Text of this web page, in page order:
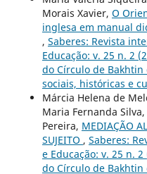
Morais Xavier, O
inglesa em manual
, Saberes: Revista
Educação: v. 25 n. 2
do Círculo de
sociais, históricas e
Márcia Helena de
Maria Fernanda
Pereira, MEDIAÇÃO
SUJEITO , Saberes:
e Educação: v. 25 n.
do Círculo de